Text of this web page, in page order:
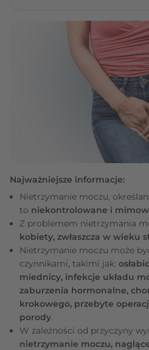
Najważniejsze informacje:
Nietrzymanie moczu,
to niekontrolowane i
Z problemem nietrzymania
kobiety, zwłaszcza w wieku
Nietrzymanie moczu może
czynnikami, takimi jak:
miednicy, infekcje układu
zaburzenia hormonalne,
krokowego, przebyte
porody.
W zależności od przyczyny
nietrzymanie moczu,